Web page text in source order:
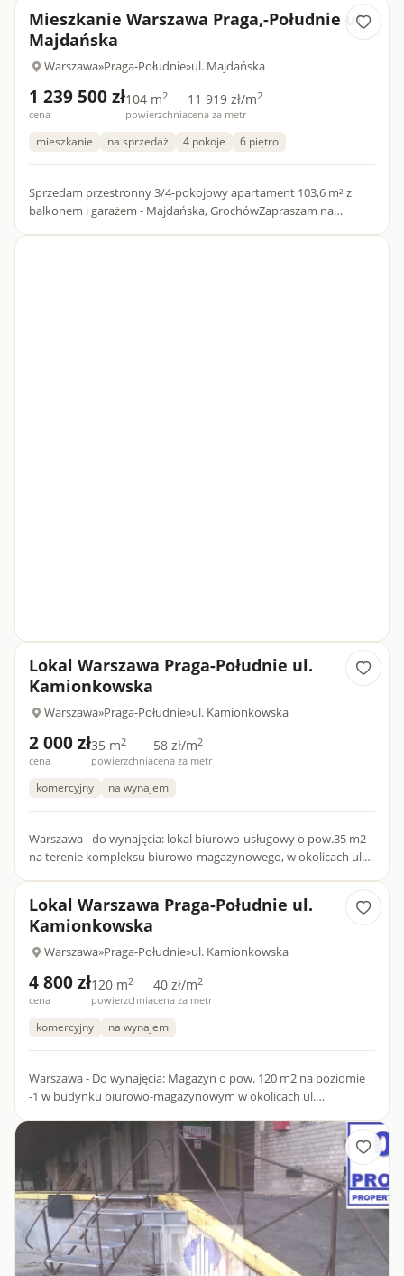
Mieszkanie Warszawa Praga,-Południe ul.
Majdańska
Warszawa»Praga-Południe»ul. Majdańska
1 239 500 zł
cena
104 m2
powierzchnia
11 919 zł/m2
cena za metr
mieszkanie na sprzedaż 4 pokoje 6 piętro
Sprzedam przestronny 3/4-pokojowy apartament 103,6 m² z
balkonem i garażem - Majdańska, GrochówZapraszam na
Lokal Warszawa Praga-Południe ul.
Kamionkowska
Warszawa»Praga-Południe»ul. Kamionkowska
2 000 zł
cena
35 m2
powierzchnia
58 zł/m2
cena za metr
komercyjny na wynajem
Warszawa - do wynajęcia: lokal biurowo-usługowy o pow.35 m2
na terenie kompleksu biurowo-magazynowego, w okolicach ul.
Lokal Warszawa Praga-Południe ul.
Kamionkowska
Warszawa»Praga-Południe»ul. Kamionkowska
4 800 zł
cena
120 m2
powierzchnia
40 zł/m2
cena za metr
komercyjny na wynajem
Warszawa - Do wynajęcia: Magazyn o pow. 120 m2 na poziomie
-1 w budynku biurowo-magazynowym w okolicach ul.
Agencja nieruch...